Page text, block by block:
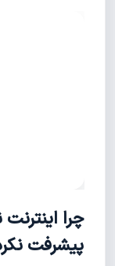
پیشرفت